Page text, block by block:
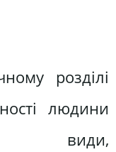
розділі
людини
види,